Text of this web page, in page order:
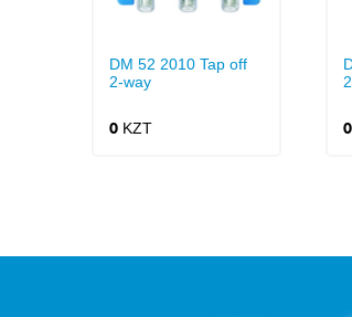
DM 52 2010 Tap off
2-way
0 KZT 0